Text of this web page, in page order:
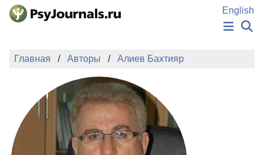
Перейти к основному содержанию
English
НОВОСТИ
АВТОРЫ
ПОДАТЬ РУКОПИСЬ
БАЗА ЗНАНИЙ
КЛЮЧЕВЫЕ СЛОВА
Регистрация
Главная Авторы Алиев Бахтияр